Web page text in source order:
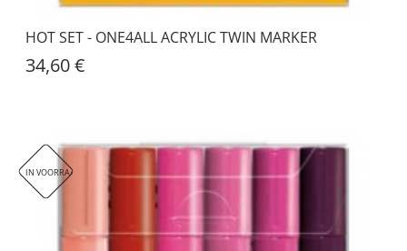
HOT SET - ONE4ALL ACRYLIC TWIN MARKER
34,60 €
IN VOORRAAD